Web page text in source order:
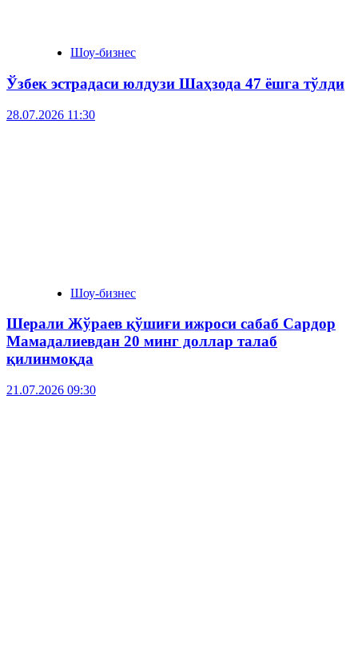
Шоу-бизнес
Ўзбек эстрадаси юлдузи Шаҳзода 47 ёшга тўлди
28.07.2026 11:30
Шоу-бизнес
Шерали Жўраев қўшиғи ижроси сабаб Сардор
Мамадалиевдан 20 минг доллар талаб
қилинмоқда
21.07.2026 09:30